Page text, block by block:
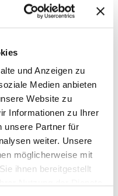
und Anzeigen zu
Medien anbieten
Website zu
Informationen zu Ihrer
unsere Partner für
weiter. Unsere
möglicherweise mit
ihnen bereitgestellt